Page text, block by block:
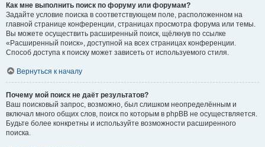
Как мне выполнить поиск по форуму или форумам?
Задайте условие поиска в соответствующем поле, расположенном на
главной странице конференции, страницах просмотра форума или темы.
Вы можете осуществить расширенный поиск, щёлкнув по ссылке
«Расширенный поиск», доступной на всех страницах конференции.
Способ доступа к поиску может зависеть от используемого стиля.
Вернуться к началу
Почему мой поиск не даёт результатов?
Ваш поисковый запрос, возможно, был слишком неопределённым и
включал много общих слов, поиск по которым в phpBB не осуществляется.
Будьте более конкретны и используйте возможности расширенного
поиска.